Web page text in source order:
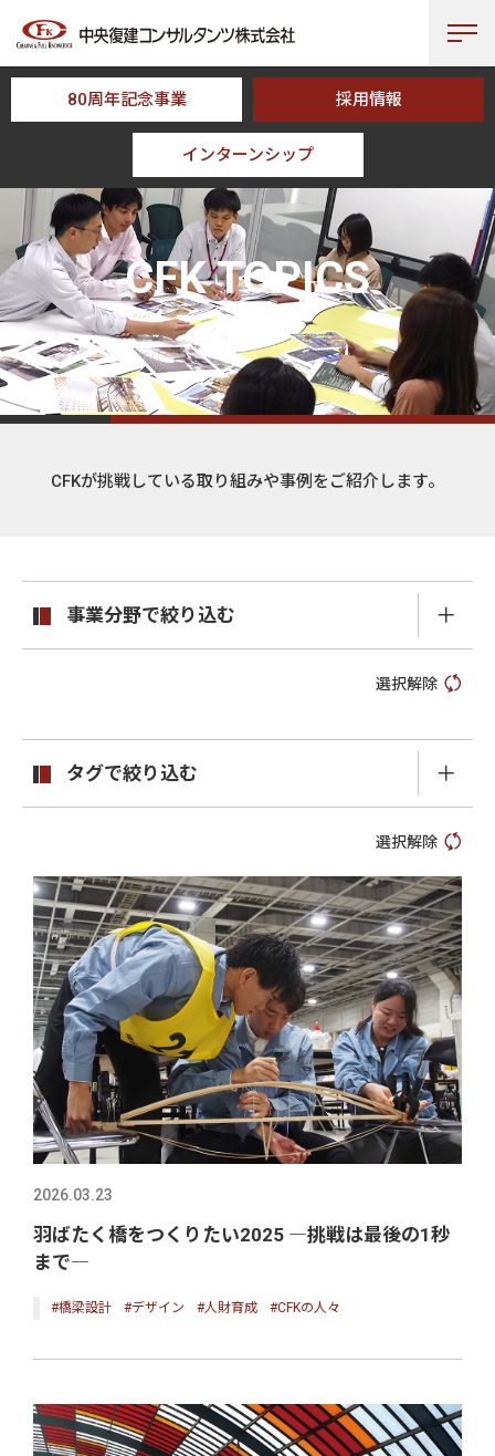
80周年記念事業 採用情報
インターンシップ
CFK TOPICS
トピックス
CFKが挑戦している取り組みや事例をご紹介します。
事業分野で絞り込む
選択解除
タグで絞り込む
選択解除
2026.03.23
羽ばたく橋をつくりたい2025 ―挑戦は最後の1秒
まで―
#橋梁設計 #デザイン #人財育成 #CFKの人々